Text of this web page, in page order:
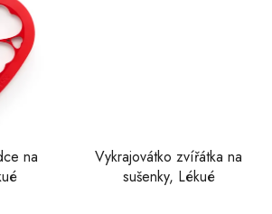
na
Vykrajovátko zvířátka na
sušenky, Lékué